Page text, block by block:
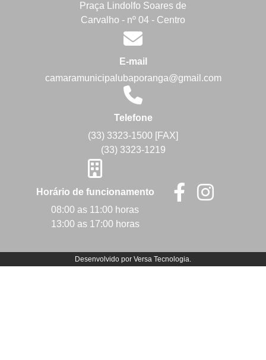
Praça Lindolfo Soares de
Carvalho - nº 04 - Centro
E-mail
camaramunicipalubaporanga@gmail.com
Telefone
(33) 3323-1500 [FAX]
(33) 3323-1219
Horário de funcionamento
08:00 as 11:00 horas
13:00 as 17:00 horas
Desenvolvido por Versa Tecnologia.